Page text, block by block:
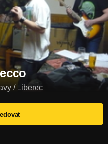
/ Liberec